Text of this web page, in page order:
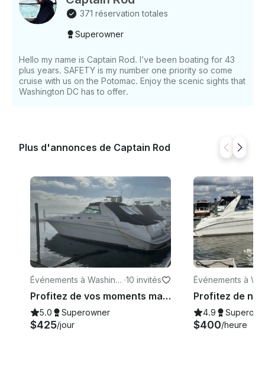
371 réservation totales
Superowner
Hello my name is Captain Rod. I’ve been boating for 43
plus years. SAFETY is my number one priority so come
cruise with us on the Potomac. Enjoy the scenic sights that
Washington DC has to offer.
Plus d'annonces de Captain Rod
Événements à Washingt
on
·10 invités
Profitez de vos moments magiques avec une expérience VIP
5.0 Superowner
$425/jour
Événements à
on
4.9
$400/heure